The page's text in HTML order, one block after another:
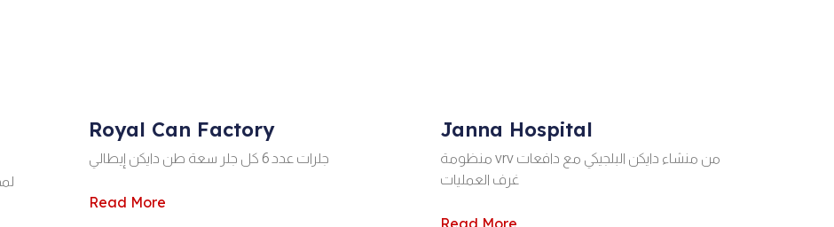
Royal Can Factory
جلرات عدد 6 كل جلر سعة طن دايكن إيطالي
Read More
Janna Hospital
منظومة vrv من منشاء دايكن البلجيكي مع دافعات
Read More